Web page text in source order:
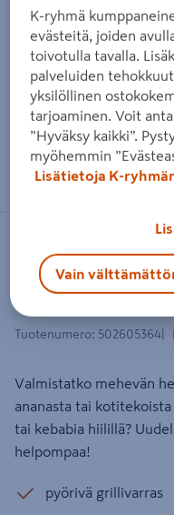
Zoomaa
Grillivarras Big
Tuotenumero: 502605364
Valmistatko mehevän
ananasta tai kotitekoista
tai kebabia hiilillä?
helpompaa!
pyörivä grillivarras
K-ryhmä
evästeitä, joiden
toivotulla tavalla.
palveluiden
yksilöllinen
tarjoaminen. Voit
”Hyväksy kaikki”.
myöhemmin
Lisätietoja K-
Vain